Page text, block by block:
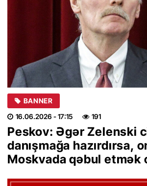
BANNER
16.06.2026 - 17:15 191
Peskov: Əgər Zelenski
danışmağa hazırdırsa,
Moskvada qəbul etmək